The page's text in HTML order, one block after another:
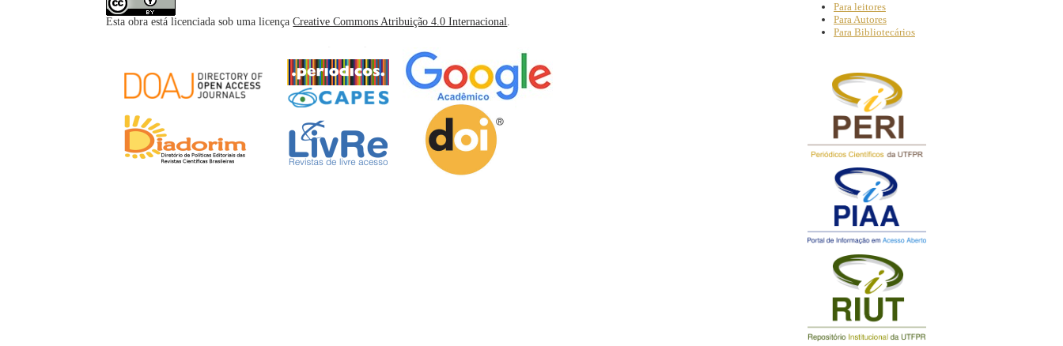
Para leitores
Para Autores
Para Bibliotecários
Esta obra está licenciada sob uma licençaCreative Commons Atribuição 4.0 Internacional